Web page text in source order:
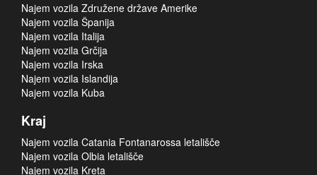
Najem vozila Združene države Amerike
Najem vozila Španija
Najem vozila Italija
Najem vozila Grčija
Najem vozila Irska
Najem vozila Islandija
Najem vozila Kuba
Kraj
Najem vozila Catania Fontanarossa letališče
Najem vozila Olbia letališče
Najem vozila Kreta